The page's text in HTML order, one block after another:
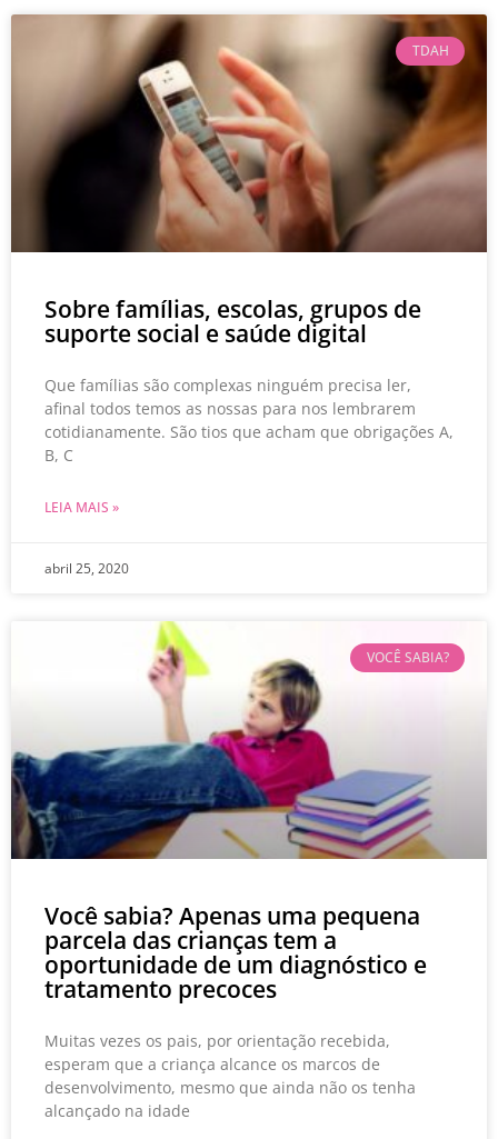
TDAH
Sobre famílias, escolas, grupos de
suporte social e saúde digital
Que famílias são complexas ninguém precisa ler,
afinal todos temos as nossas para nos lembrarem
cotidianamente. São tios que acham que obrigações A,
B, C
LEIA MAIS »
abril 25, 2020
VOCÊ SABIA?
Você sabia? Apenas uma pequena
parcela das crianças tem a
oportunidade de um diagnóstico e
tratamento precoces
Muitas vezes os pais, por orientação recebida,
esperam que a criança alcance os marcos de
desenvolvimento, mesmo que ainda não os tenha
alcançado na idade